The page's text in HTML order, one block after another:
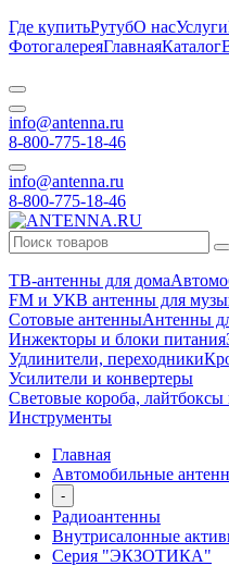
Где купитьРутубО насУслуги
ФотогалереяГлавнаяКаталог
info@antenna.ru
8-800-775-18-46
info@antenna.ru
8-800-775-18-46
ТВ-антенны для дома
FM и УКВ антенны для
Сотовые антенныАнтенны
Инжекторы и блоки питания
Удлинители, переходники
Усилители и конвертеры
Световые короба,
Инструменты
Главная
Автомобильные
-
Радиоантенны
Внутрисалонные
Серия "ЭКЗОТИКА"